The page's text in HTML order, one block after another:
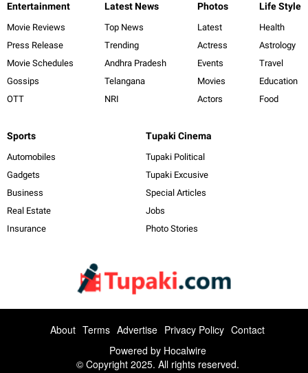
Entertainment
Movie Reviews
Press Release
Movie Schedules
Gossips
OTT
Latest News
Top News
Trending
Andhra Pradesh
Telangana
NRI
Photos
Latest
Actress
Events
Movies
Actors
Life Style
Health
Astrology
Travel
Education
Food
Sports
Automobiles
Gadgets
Business
Real Estate
Insurance
Tupaki Cinema
Tupaki Political
Tupaki Excusive
Special Articles
Jobs
Photo Stories
About Terms Advertise Privacy Policy Contact
Powered by Hocalwire
© Copyright 2025. All rights reserved.